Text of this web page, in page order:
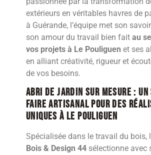
extérieurs en véritables havres de
à Guérande, l’équipe met son
son amour du travail bien fait au
vos projets à Le Pouliguen et ses
en alliant créativité, rigueur et
de vos besoins.
Abri de jardin sur mesure :
faire artisanal pour des
uniques à Le Pouliguen
Spécialisée dans le travail du bois,
Bois & Design 44 sélectionne avec